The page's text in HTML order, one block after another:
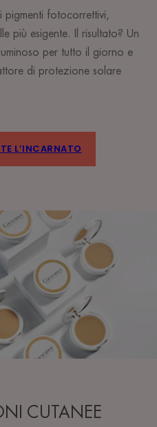
pigmenti fotocorrettivi,
più esigente. Il risultato? Un
per tutto il giorno e
di protezione solare
L’INCARNATO
CUTANEE